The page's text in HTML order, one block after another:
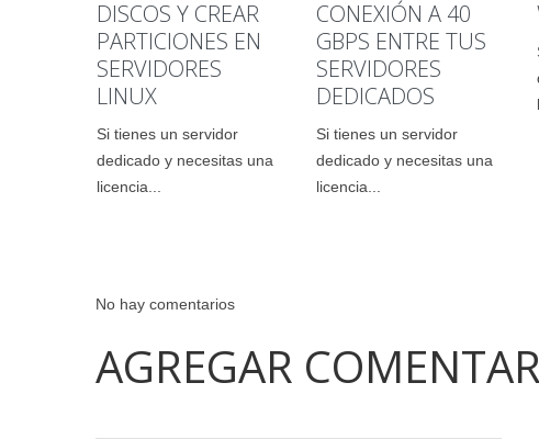
DISCOS Y CREAR
PARTICIONES EN
SERVIDORES
LINUX
Si tienes un servidor
dedicado y necesitas una
licencia...
CONEXIÓN A 40
GBPS ENTRE TUS
SERVIDORES
DEDICADOS
Si tienes un servidor
dedicado y necesitas una
licencia...
No hay comentarios
AGREGAR